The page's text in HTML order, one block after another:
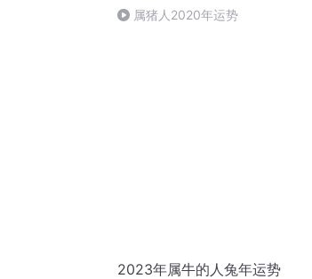
属猪人2020年运势
2023年属牛的人兔年运势